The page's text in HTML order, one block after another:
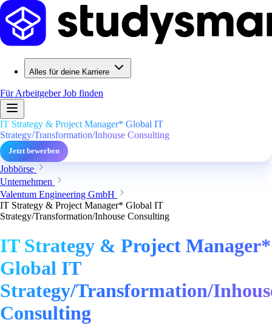
Alles für deine Karriere
Für ArbeitgeberJob finden
IT Strategy & Project Manager* Global IT
Strategy/Transformation/Inhouse Consulting
Jetzt bewerben
Jobbörse
Unternehmen
Valentum Engineering GmbH
IT Strategy & Project Manager* Global IT
Strategy/Transformation/Inhouse Consulting
IT Strategy & Project Manager*
Global IT
Strategy/Transformation/
Consulting